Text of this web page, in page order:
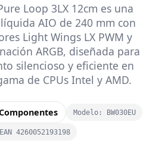
Loop 3LX 12cm es una
AIO de 240 mm con
Light Wings LX PWM y
ARGB, diseñada para
silencioso y eficiente en
de CPUs Intel y AMD.
Modelo: BW030EU
EAN 4260052193198